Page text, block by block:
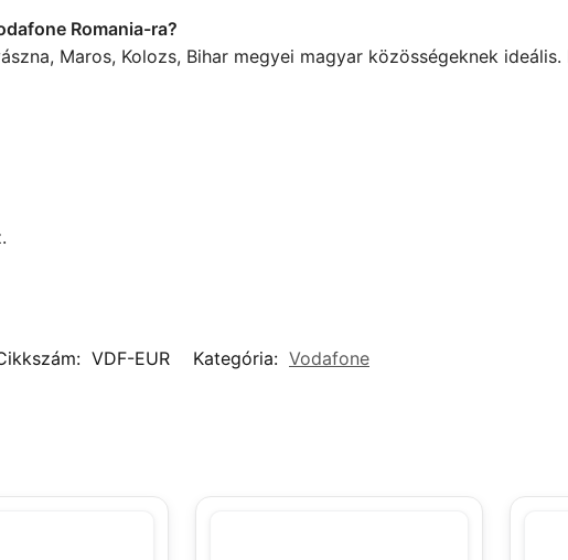
Romania-ra?
Maros, Kolozs, Bihar megyei magyar közösségeknek
VDF-EUR Kategória: Vodafone